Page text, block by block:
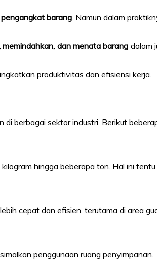
barang . Namun dalam
dan menata barang dalam
produktivitas dan efisiensi kerja.
berbagai sektor industri. Berikut
hingga beberapa ton. Hal ini
cepat dan efisien, terutama di area
penggunaan ruang penyimpanan.